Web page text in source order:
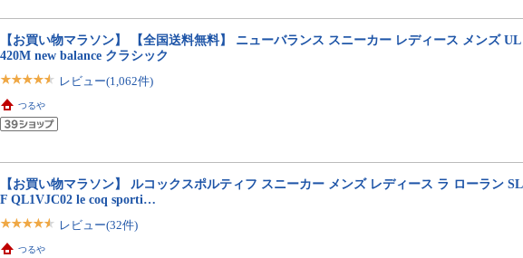
【お買い物マラソン】 【全国送料無料】 ニューバランス スニーカー レディース メンズ UL
420M new balance クラシック
レビュー(1,062件)
つるや
【お買い物マラソン】 ルコックスポルティフ スニーカー メンズ レディース ラ ローラン SL
F QL1VJC02 le coq sporti…
レビュー(32件)
つるや